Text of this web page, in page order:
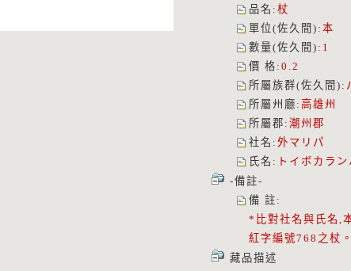
品名 : 杖
單位(佐久間) : 本
數量(佐久間) : 1
價 格 : 0.2
所屬族群(佐久間) :
所屬州廳 : 高雄州
所屬郡 : 潮州郡
社名 : 外マリパ
氏名 : トイボカラン
-備註-
備 註 :
*比對社名與氏名,
紅字編號768之杖。
藏品描述